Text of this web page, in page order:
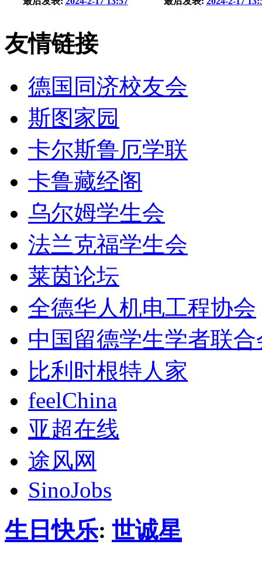
友情链接
德国同济校友会
斯图家园
卡尔斯鲁厄学联
卡鲁藏经阁
乌尔姆学生会
法兰克福学生会
莱茵论坛
全德华人机电工程协会
中国留德学生学者联合
比利时根特人家
feelChina
亚超在线
途风网
SinoJobs
生日快乐: 世诚星